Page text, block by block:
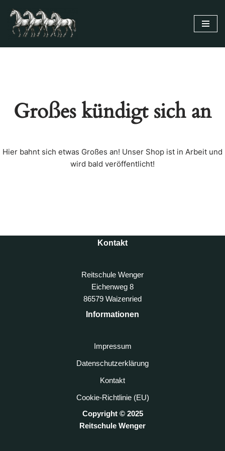
Zum
Inhalt
Großes kündigt sich an
Hier bahnt sich etwas Großes an! Unser Shop ist in Arbeit und
wird bald veröffentlicht!
Kontakt
Reitschule Wenger
Eichenweg 8
86579 Waizenried
Informationen
Impressum
Datenschutzerklärung
Kontakt
Cookie-Richtlinie (EU)
Copyright © 2025
Reitschule Wenger